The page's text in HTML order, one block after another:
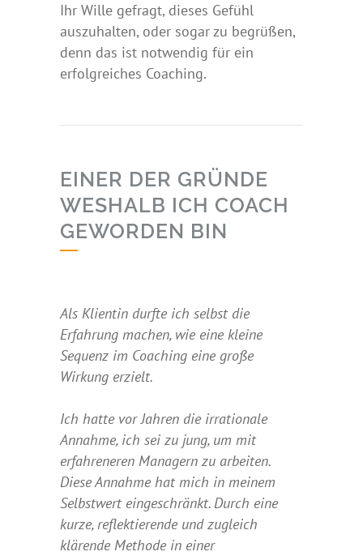
Ihr Wille gefragt, dieses Gefühl
auszuhalten, oder sogar zu begrüßen,
denn das ist notwendig für ein
erfolgreiches Coaching.
EINER DER GRÜNDE
WESHALB ICH COACH
GEWORDEN BIN
Als Klientin durfte ich selbst die
Erfahrung machen, wie eine kleine
Sequenz im Coaching eine große
Wirkung erzielt.
Ich hatte vor Jahren die irrationale
Annahme, ich sei zu jung, um mit
erfahreneren Managern zu arbeiten.
Diese Annahme hat mich in meinem
Selbstwert eingeschränkt. Durch eine
kurze, reflektierende und zugleich
klärende Methode in einer